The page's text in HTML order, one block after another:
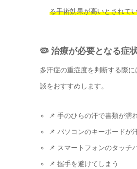
る手術効果が高いとされて
🦠 治療が必要となる症
多汗症の重症度を判断する際に
談をおすすめします。
📌 手のひらの汗で書類が濡
📌 パソコンのキーボードが
📌 スマートフォンのタッチ
📌 握手を避けてしまう